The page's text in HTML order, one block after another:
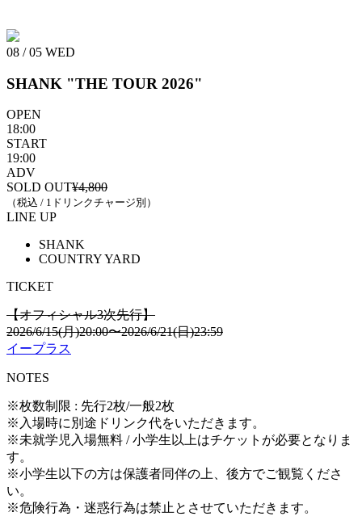
08 / 05 WED
SHANK "THE TOUR 2026"
OPEN
18:00
START
19:00
ADV
SOLD OUT¥4,800
（税込 / 1ドリンクチャージ別）
LINE UP
SHANK
COUNTRY YARD
TICKET
【オフィシャル3次先⾏】
2026/6/15(⽉)20:00〜2026/6/21(⽇)23:59
イープラス
NOTES
※枚数制限 : 先⾏2枚/⼀般2枚
※⼊場時に別途ドリンク代をいただきます。
※未就学児⼊場無料 / ⼩学⽣以上はチケットが必要となりま
す。
※⼩学⽣以下の⽅は保護者同伴の上、後⽅でご観覧くださ
い。
※危険⾏為・迷惑⾏為は禁⽌とさせていただきます。